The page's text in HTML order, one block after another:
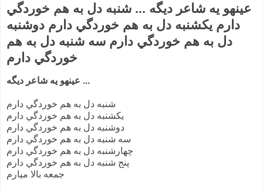
عينهو يه شاعر ديگه ... شنبه دل به هم خوردگي
دارم يکشنبه دل به هم خوردگي دارم دوشنبه
دل به هم خوردگي دارم سه شنبه دل به هم
خوردگي دارم
عينهو يه شاعر ديگه ...
شنبه دل به هم خوردگي دارم
يکشنبه دل به هم خوردگي دارم
دوشنبه دل به هم خوردگي دارم
سه شنبه دل به هم خوردگي دارم
چهارشنبه دل به هم خوردگي دارم
پنج شنبه دل به هم خوردگي دارم
جمعه بالا ميارم